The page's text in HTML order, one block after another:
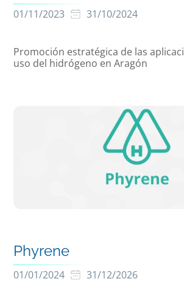
01/11/2023 31/10/2024
Promoción estratégica de las
uso del hidrógeno en Aragón
Phyrene
01/01/2024 31/12/2026